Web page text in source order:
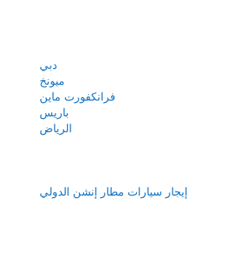
دبي
ميونخ
فرانكفورت ماين
باريس
الرياض
إيجار سيارات مطار إنشن الدولي